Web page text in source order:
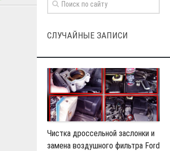
СЛУЧАЙНЫЕ ЗАПИСИ
Чистка дроссельной заслонки и
замена воздушного фильтра Ford